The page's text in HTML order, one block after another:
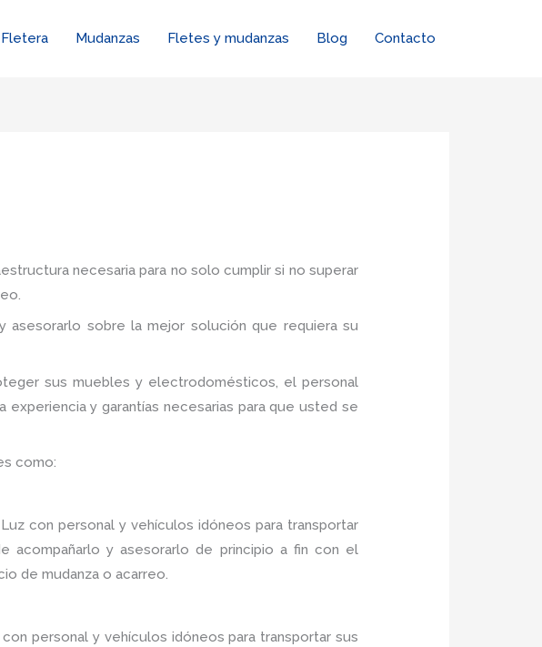
Fletera Mudanzas Fletes y mudanzas Blog Contacto
necesaria para no solo cumplir si no superar
sobre la mejor solución que requiera su
sus muebles y electrodomésticos, el personal
y garantías necesarias para que usted se
como:
con personal y vehículos idóneos para transportar
acompañarlo y asesorarlo de principio a fin con el
de mudanza o acarreo.
personal y vehículos idóneos para transportar sus